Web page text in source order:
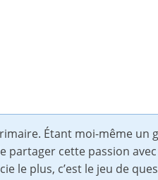
Étant moi-même un
cette passion
le plus, c’est le jeu de